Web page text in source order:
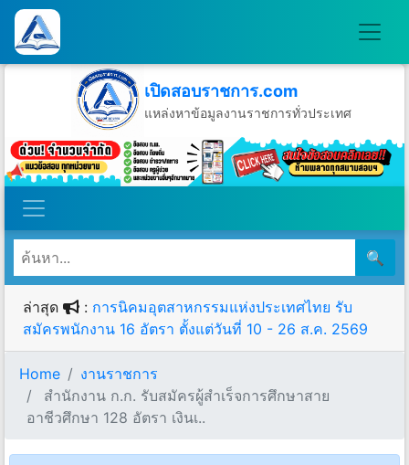
เปิดสอบราชการ.com
แหล่งหาข้อมูลงานราชการทั่วประเทศ
วันเสาร์ที่ 8 เดือนสิงหาคม พ.ศ.2569
🔍
ล่าสุด : การนิคมอุตสาหกรรมแห่งประเทศไทย รับ
สมัครพนักงาน 16 อัตรา ตั้งแต่วันที่ 10 - 26 ส.ค. 2569
Home
งานราชการ
สำนักงาน ก.ก. รับสมัครผู้สําเร็จการศึกษาสาย
อาชีวศึกษา 128 อัตรา เงินเ..